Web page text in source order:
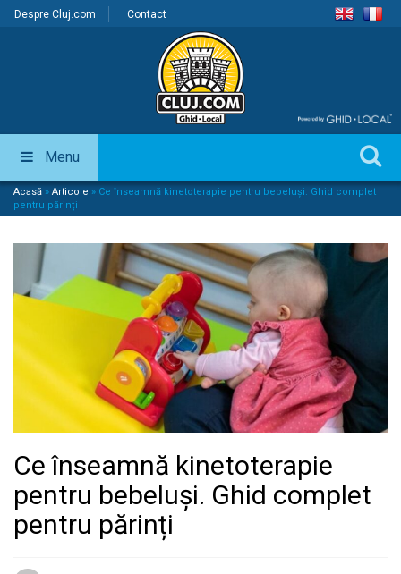
Despre Cluj.com Contact
Menu
Acasă » Articole » Ce înseamnă kinetoterapie pentru bebeluși. Ghid complet
pentru părinți
Ce înseamnă kinetoterapie
pentru bebeluși. Ghid complet
pentru părinți